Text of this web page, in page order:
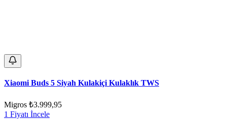
Xiaomi Buds 5 Siyah Kulakiçi Kulaklık TWS
Migros ₺3.999,95
1 Fiyatı İncele